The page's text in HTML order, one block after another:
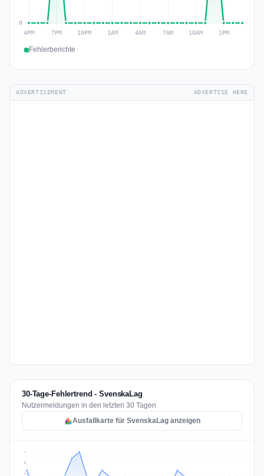
Fehlerberichte
ADVERTISEMENT ADVERTISE HERE
30-Tage-Fehlertrend - SvenskaLag
Nutzermeldungen in den letzten 30 Tagen
Ausfallkarte für SvenskaLag anzeigen
4
5
7